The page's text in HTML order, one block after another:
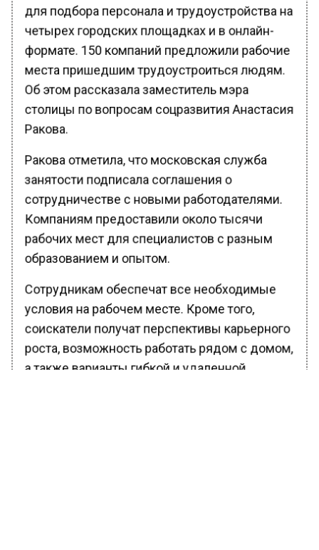
для подбора персонала и трудоустройства на
четырех городских площадках и в онлайн-
формате. 150 компаний предложили рабочие
места пришедшим трудоустроиться людям.
Об этом рассказала заместитель мэра
столицы по вопросам соцразвития Анастасия
Ракова.
Ракова отметила, что московская служба
занятости подписала соглашения о
сотрудничестве с новыми работодателями.
Компаниям предоставили около тысячи
рабочих мест для специалистов с разным
образованием и опытом.
Сотрудникам обеспечат все необходимые
условия на рабочем месте. Кроме того,
соискатели получат перспективы карьерного
роста, возможность работать рядом с домом,
а также варианты гибкой и удаленной